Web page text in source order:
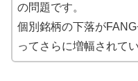
の問題です。
個別銘柄の下落が
ってさらに増幅されて